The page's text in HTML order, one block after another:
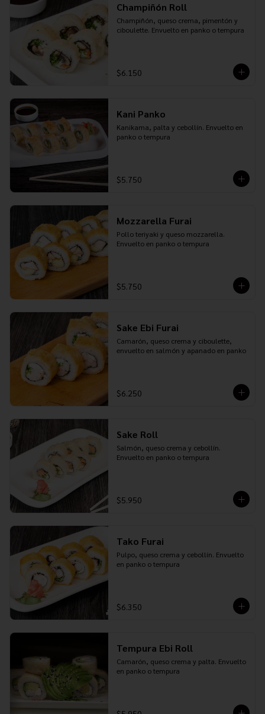
Champiñón Roll
Champiñón, queso crema, pimentón y
ciboulette. Envuelto en panko o tempura
$6.150
Kani Panko
Kanikama, palta y cebollín. Envuelto en
panko o tempura
$5.750
Mozzarella Furai
Pollo teriyaki y queso mozzarella.
Envuelto en panko o tempura
$5.750
Sake Ebi Furai
Camarón, queso crema y ciboulette,
envuelto en salmón y apanado en panko
$6.250
Sake Roll
Salmón, queso crema y cebollín.
Envuelto en panko o tempura
$5.950
Tako Furai
Pulpo, queso crema y cebollín. Envuelto
en panko o tempura
$6.350
Tempura Ebi Roll
Camarón, queso crema y palta. Envuelto
en panko o tempura